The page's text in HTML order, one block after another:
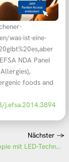
was-ist-eine-
EFSA NDA Panel
foods and
j.efsa.2014.3894
Nächster →
Mikroskopie mit LED-Technologie: Die EUROStar-Serie